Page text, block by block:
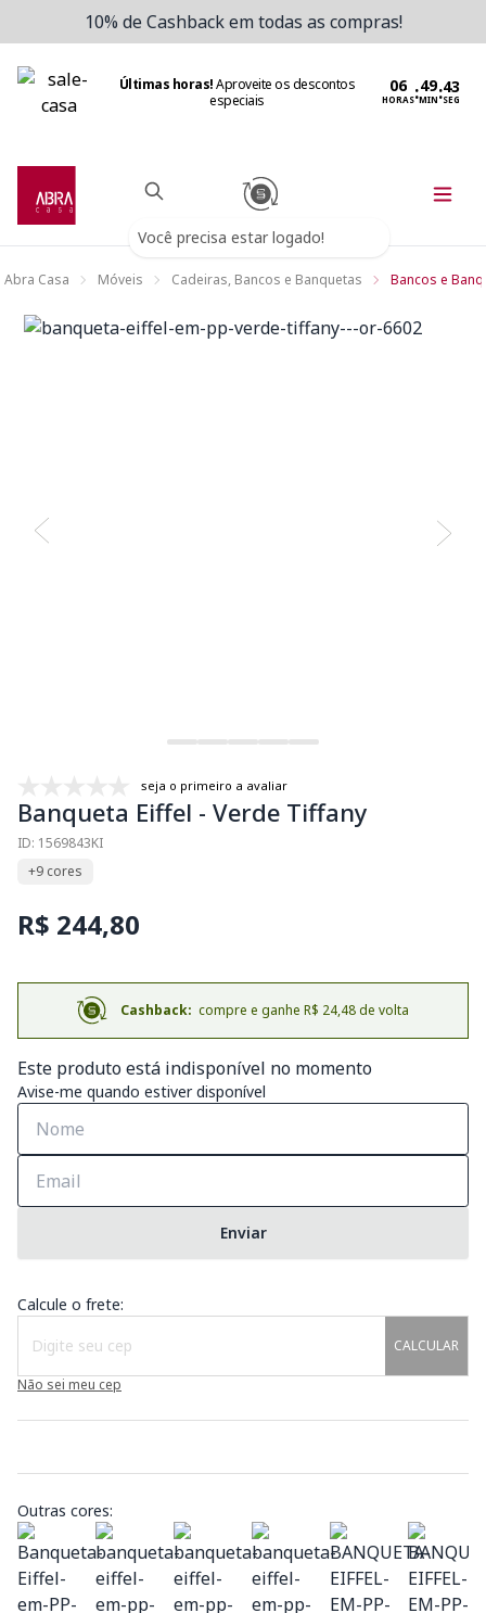
10% de Cashback em todas as compras!
Últimas horas!Aproveite os descontos
especiais
HORAS:MIN:SEG
Você precisa estar logado!
Abra Casa Móveis Cadeiras, Bancos e Banquetas Bancos e
seja o primeiro a avaliar
Banqueta Eiffel - Verde Tiffany
ID: 1569843KI
+9 cores
R$ 244,80
Cashback: compre e ganhe R$ 24,48 de volta
Este produto está indisponível no momento
Avise-me quando estiver disponível
Enviar
Calcule o frete:
CALCULAR
Não sei meu cep
Outras cores: